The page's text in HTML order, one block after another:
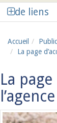
de liens
Accueil
La page
La